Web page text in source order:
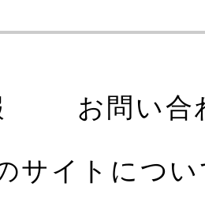
お問い合
サイトにつ